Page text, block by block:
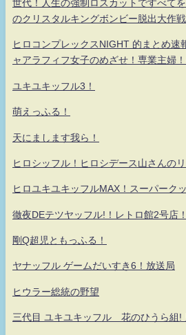
世代！人生の強制ロスカットですべて
のクリスタルキングボンビー脱出大作戦
ヒロコンプレックスNIGHT 的まとめ速
ャアラフィフ女子のめざせ！専業主婦
ユキユキッフル3！
萌えっふる！
天にまします我ら！
ヒロシッフル！ヒロシデース山さんの
ヒロユキユキッフルMAX！スーパーク
徹夜DEテツヤッフル!！レトロ館2号店！
剛Q超児ともっふる！
ヤナッフル ゲームだいすき6！放送局
ヒウラー総統の野望
三代目 ユキユキッフル 花のひうら組!